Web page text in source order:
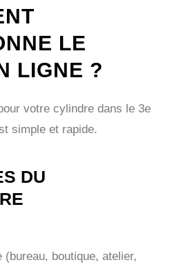
LE
LIGNE ?
votre cylindre dans le 3e
simple et rapide.
DU
(bureau, boutique, atelier,